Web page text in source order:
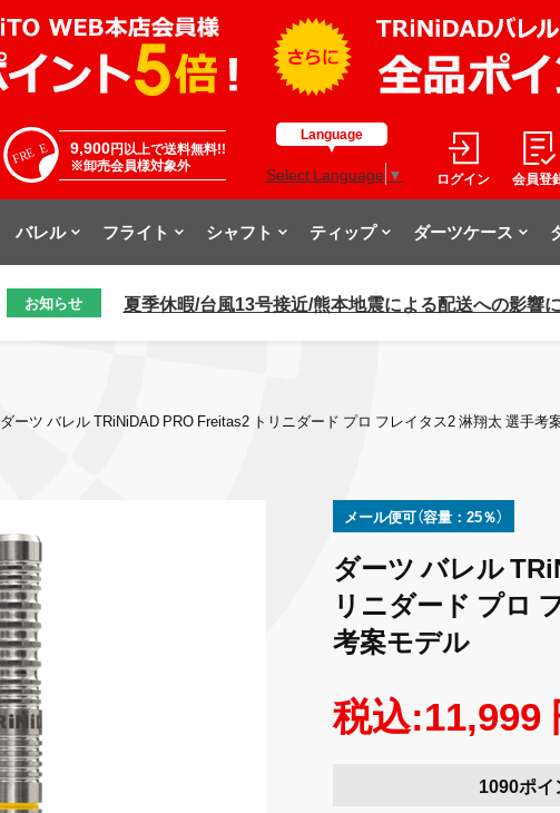
9,900円以上で送料無料!!
※卸売会員様対象外
Language
Select Language ▼ ログイン 会員登
バレル フライト シャフト ティップ ダーツケース
お知らせ 夏季休暇/台風13号接近/熊本地震による配送への影響
ダーツ バレル TRiNiDAD PRO Freitas2 トリニダード プロ フレイタス2 淋翔太 選手考
メール便可（容量：25％）
ダーツ バレル
リニダード プロ
考案モデル
税込:11,999
1090ポイ